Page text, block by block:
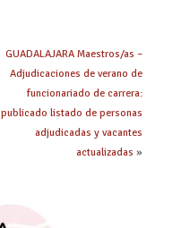
GUADALAJARA Maestros/as –
Adjudicaciones de verano de
funcionariado de carrera:
publicado listado de personas
adjudicadas y vacantes
actualizadas »